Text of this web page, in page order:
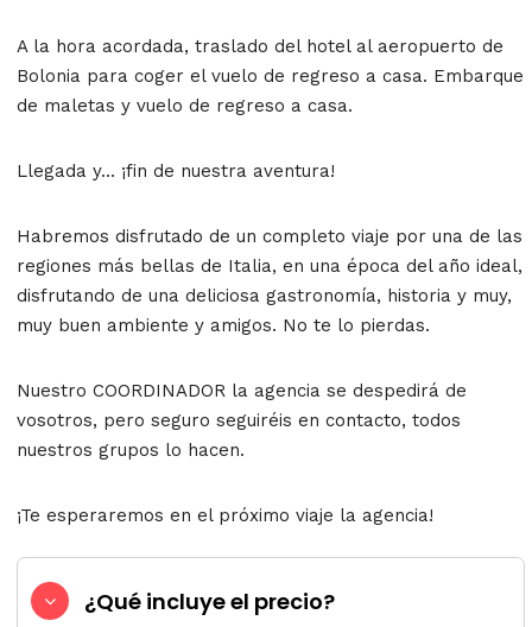
A la hora acordada, traslado del hotel al aeropuerto de
Bolonia para coger el vuelo de regreso a casa. Embarque
de maletas y vuelo de regreso a casa.
Llegada y… ¡fin de nuestra aventura!
Habremos disfrutado de un completo viaje por una de las
regiones más bellas de Italia, en una época del año ideal,
disfrutando de una deliciosa gastronomía, historia y muy,
muy buen ambiente y amigos. No te lo pierdas.
Nuestro COORDINADOR la agencia se despedirá de
vosotros, pero seguro seguiréis en contacto, todos
nuestros grupos lo hacen.
¡Te esperaremos en el próximo viaje la agencia!
¿Qué incluye el precio?